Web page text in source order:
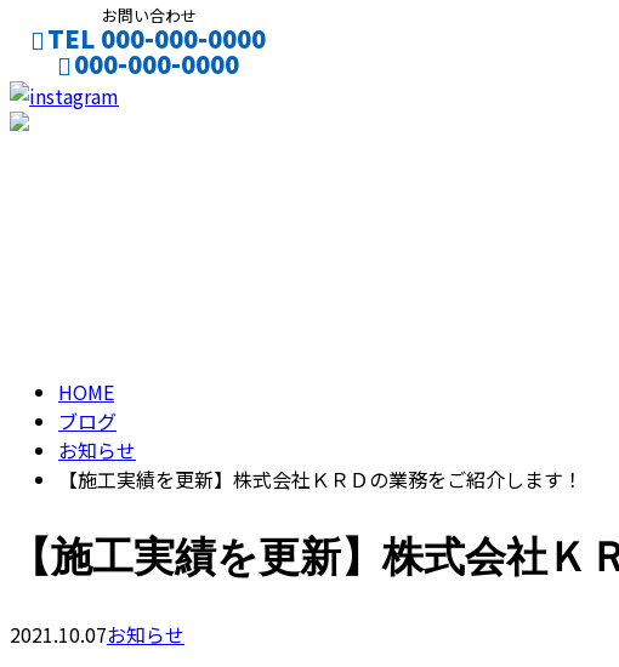
お問い合わせ
TEL 000-000-0000
000-000-0000
HOME
ブログ
お知らせ
【施工実績を更新】株式会社ＫＲＤの業務をご紹介します！
【施工実績を更新】株式会社
2021.10.07お知らせ